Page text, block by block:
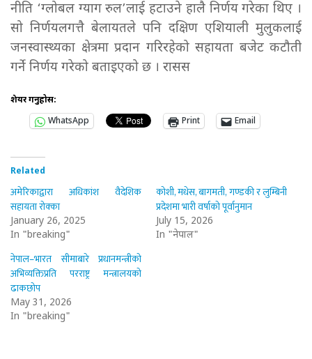
नीति ‘ग्लोबल ग्याग रुल’लाई हटाउने हालै निर्णय गरेका थिए ।
सो निर्णयलगत्तै बेलायतले पनि दक्षिण एशियाली मुलुकलाई
जनस्वास्थ्यका क्षेत्रमा प्रदान गरिरहेको सहायता बजेट कटौती
गर्ने निर्णय गरेको बताइएको छ । रासस
शेयर गर्नुहोस:
WhatsApp
Print Email
Related
अमेरिकाद्वारा अधिकांश वैदेशिक
सहायता रोक्का
January 26, 2025
In "breaking"
कोशी, मधेस, बागमती, गण्डकी र लुम्बिनी
प्रदेशमा भारी वर्षाको पूर्वानुमान
July 15, 2026
In "नेपाल"
नेपाल–भारत सीमाबारे प्रधानमन्त्रीको
अभिव्यक्तिप्रति परराष्ट्र मन्त्रालयको
ढाकछोप
May 31, 2026
In "breaking"